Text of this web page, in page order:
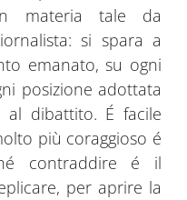
materia tale da
si spara a
emanato, su ogni
posizione adottata
al dibattito. É facile
più coraggioso é
contraddire é il
per aprire la